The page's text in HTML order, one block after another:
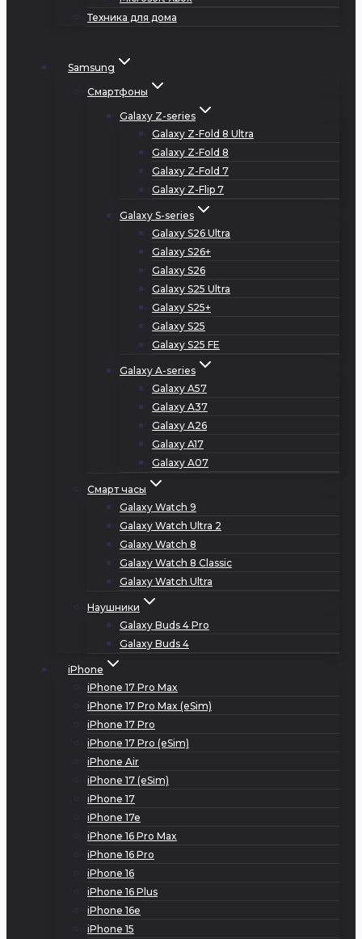
Техника для дома
Samsung
Смартфоны
Galaxy Z-series
Galaxy Z-Fold 8 Ultra
Galaxy Z-Fold 8
Galaxy Z-Fold 7
Galaxy Z-Flip 7
Galaxy S-series
Galaxy S26 Ultra
Galaxy S26+
Galaxy S26
Galaxy S25 Ultra
Galaxy S25+
Galaxy S25
Galaxy S25 FE
Galaxy A-series
Galaxy A57
Galaxy A37
Galaxy A26
Galaxy A17
Galaxy A07
Смарт часы
Galaxy Watch 9
Galaxy Watch Ultra 2
Galaxy Watch 8
Galaxy Watch 8 Classic
Galaxy Watch Ultra
Наушники
Galaxy Buds 4 Pro
Galaxy Buds 4
iPhone
iPhone 17 Pro Max
iPhone 17 Pro Max (eSim)
iPhone 17 Pro
iPhone 17 Pro (eSim)
iPhone Air
iPhone 17 (eSim)
iPhone 17
iPhone 17e
iPhone 16 Pro Max
iPhone 16 Pro
iPhone 16
iPhone 16 Plus
iPhone 16e
iPhone 15